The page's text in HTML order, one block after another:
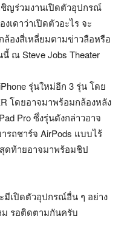
ชิญร่วมงานเปิดตัวอุปกรณ์
เดาว่าเปิดตัวอะไร จะ
ล้องสี่เหลี่ยมตามข่าวลือหรือ
ณ Steve Jobs Theater
รุ่นใหม่อีก 3 รุ่น โดย
โดยอาจมาพร้อมกล้องหลัง
Pro ซึ่งรุ่นดังกล่าวอาจ
ถชาร์จ AirPods แบบไร้
ดท้ายอาจมาพร้อมชิป
มีเปิดตัวอุปกรณ์อื่น ๆ อย่าง
ม รอติดตามกันครับ